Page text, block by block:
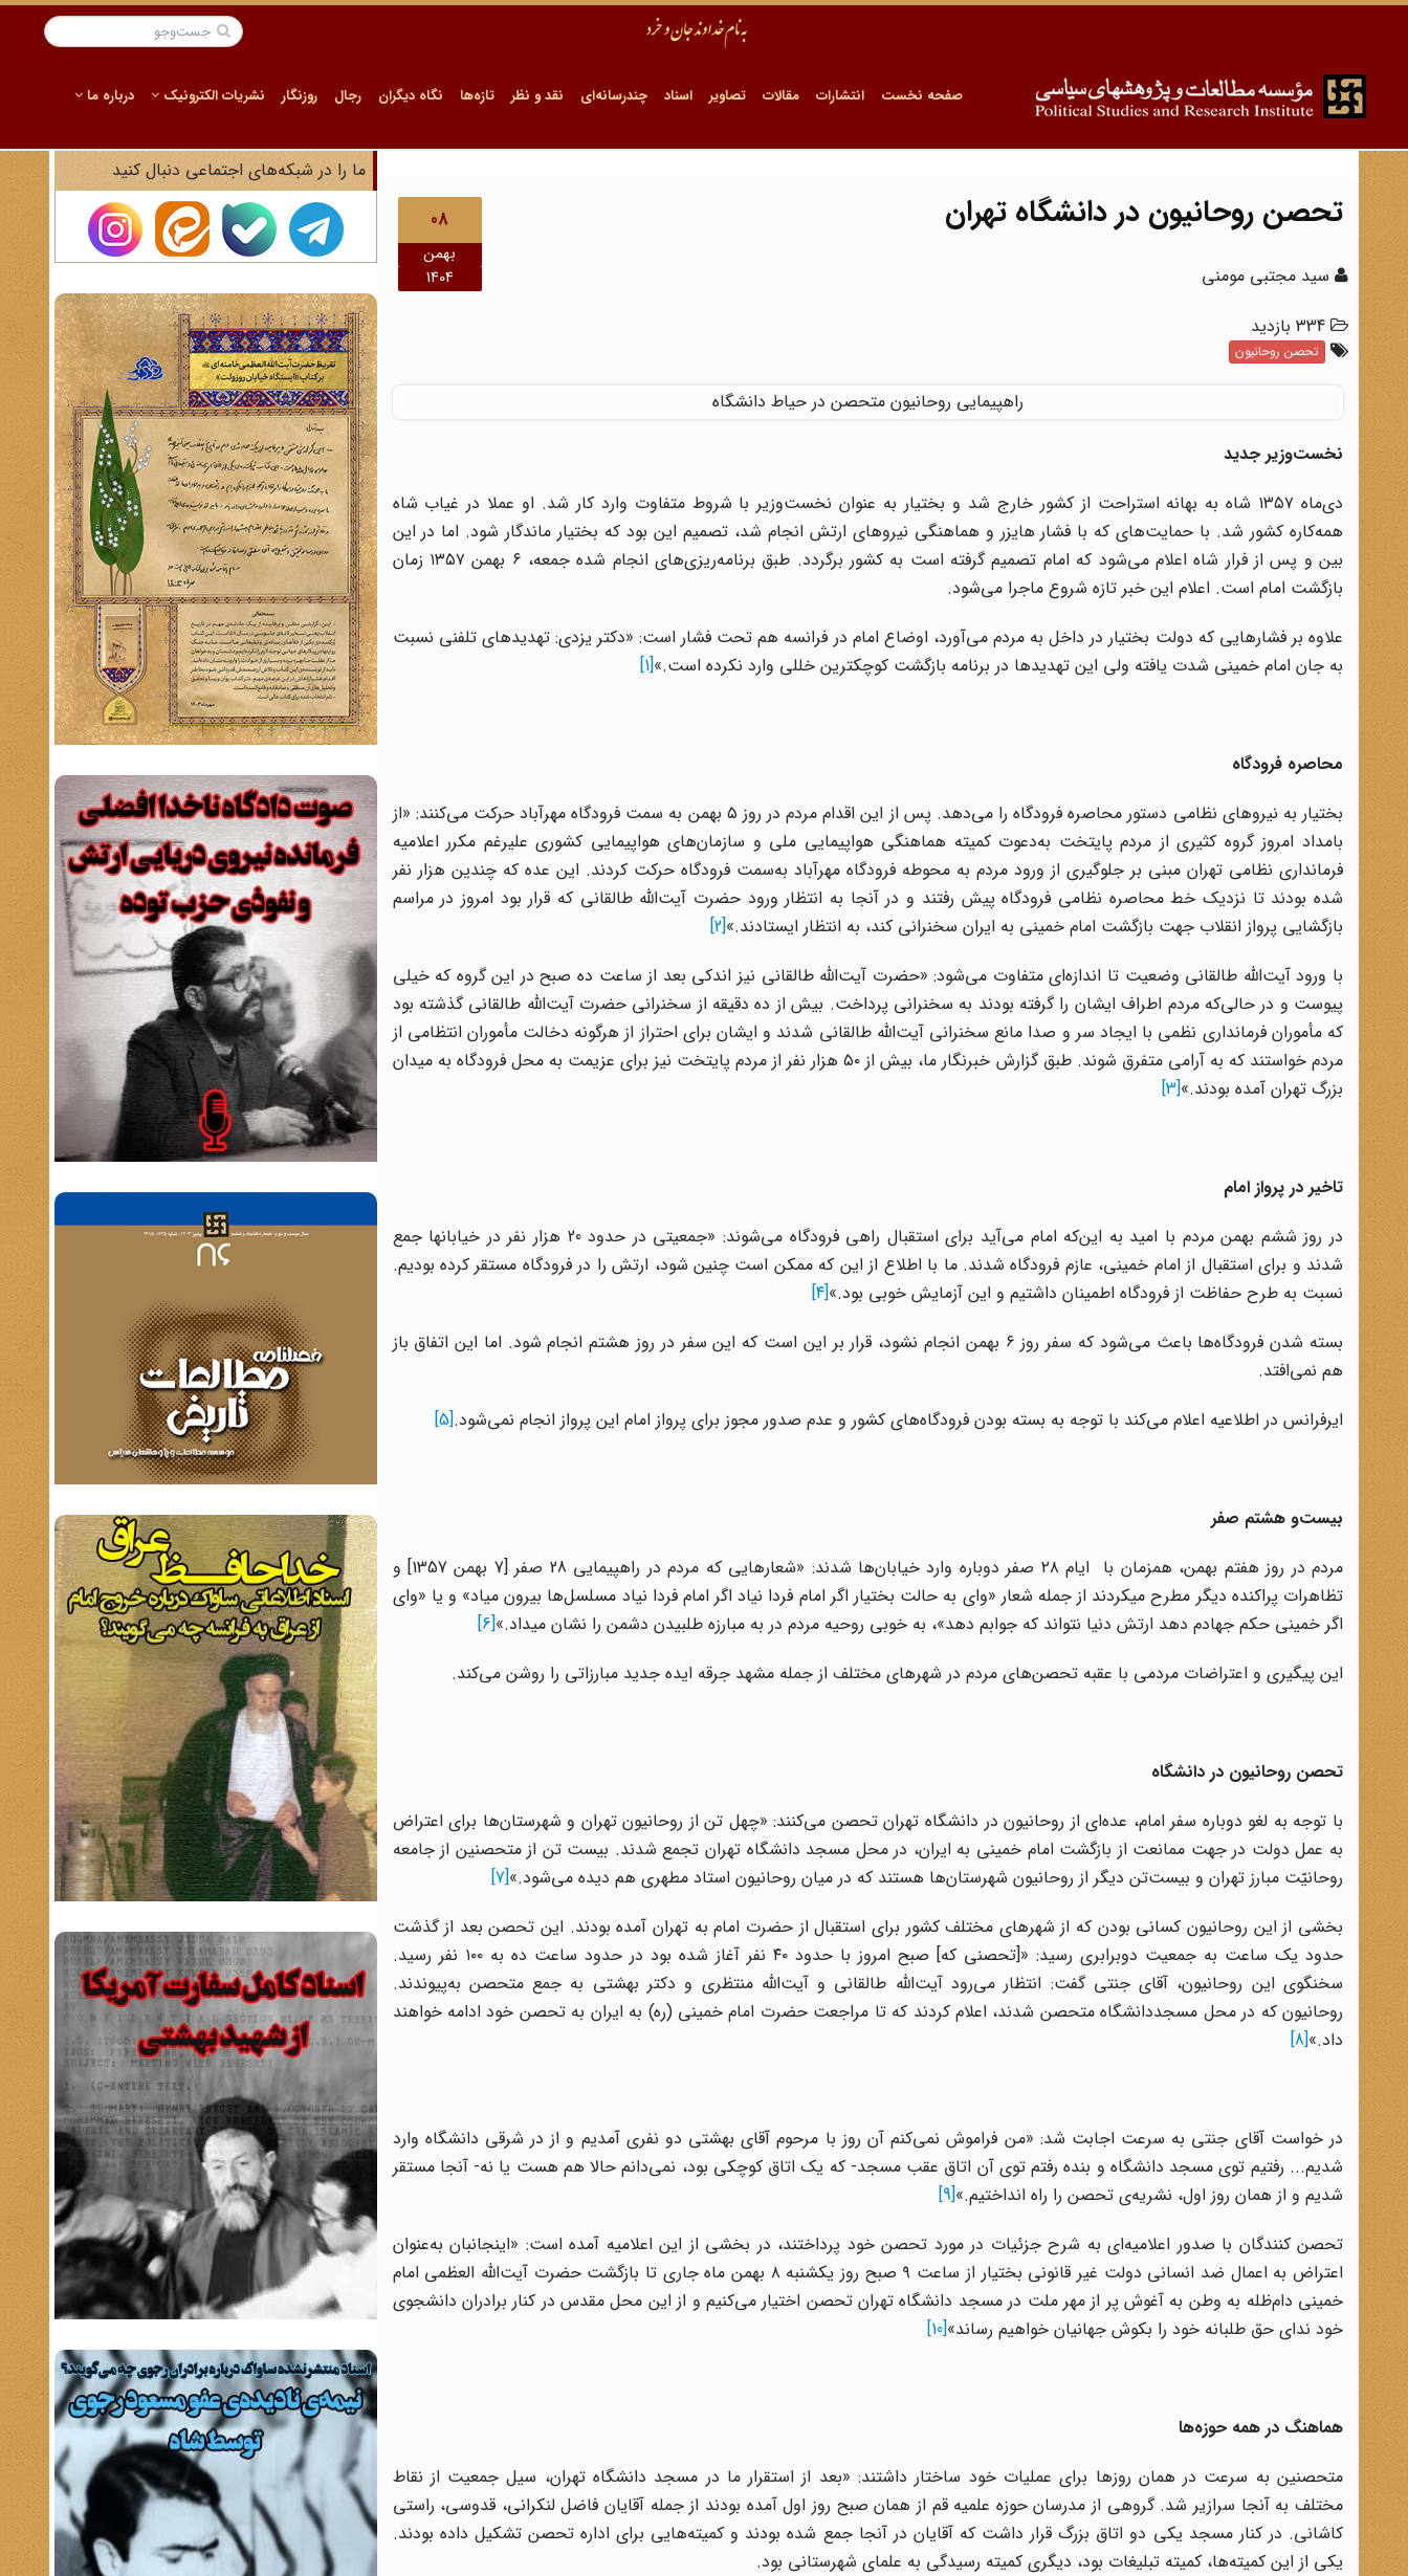
صفحه نخست انتشارات مقالات تصاویر اسناد چندرسانه‌ای نقد و نظر تازه‌ها نگاه دیگران رجال روزنگار نشریات الکترونیک درباره ما
08
بهمن
1404
تحصن روحانیون در دانشگاه تهران
سید مجتبی مومنی
تحصن روحانیون
راهپیمایی روحانیون متحصن در حیاط دانشگاه
نخست‌وزیر جدید
دی‌ماه ۱۳۵۷ شاه به بهانه استراحت از کشور خارج شد و بختیار به عنوان نخست‌وزیر با شروط متفاوت وارد کار شد. او عملا در غیاب شاه
همه‌کاره کشور شد. با حمایت‌های که با فشار هایزر و هماهنگی نیروهای ارتش انجام شد، تصمیم این بود که بختیار ماندگار شود. اما در این
بین و پس از فرار شاه اعلام می‌شود که امام تصمیم گرفته‌ است به کشور برگردد. طبق برنامه‌ریزی‌‌های انجام شده جمعه، ۶ بهمن ۱۳۵۷ زمان
بازگشت امام است. اعلام این خبر تازه شروع ماجرا می‌شود.
علاوه بر فشارهایی که دولت بختیار در داخل به مردم می‌آورد، اوضاع امام در فرانسه هم تحت فشار است: «دکتر یزدی: تهدیدهای تلفنی نسبت
به جان امام خمینی شدت یافته ولی این تهدیدها در برنامه بازگشت کوچکترین خللی وارد نکرده است.»[1]
محاصره فرودگاه
بختیار به نیروهای نظامی دستور محاصره فرودگاه را می‌دهد. پس از این اقدام مردم در روز ۵ بهمن به سمت فرودگاه مهرآباد حرکت می‌کنند: «از
بامداد امروز گروه کثیری از مردم پایتخت به‌دعوت کمیته هماهنگی هواپیمایی ملی و سازمان‌های هواپیمایی کشوری علیرغم مکرر اعلامیه
فرمانداری نظامی تهران مبنی بر جلوگیری از ورود مردم به محوطه فرودگاه مهرآباد به‌سمت فرودگاه حرکت کردند. این عده که چندین هزار نفر
شده بودند تا نزدیک خط محاصره نظامی فرودگاه پیش رفتند و در آنجا به انتظار ورود حضرت آیت‌الله طالقانی که قرار بود امروز در مراسم
بازگشایی پرواز انقلاب جهت بازگشت امام خمینی به ایران سخنرانی کند، به انتظار ایستادند.»[2]
با ورود آیت‌الله طالقانی وضعیت تا اندازه‌ای متفاوت می‌شود: «حضرت آیت‌الله طالقانی نیز اندکی بعد از ساعت ده صبح در این گروه که خیلی
پیوست و در حالی‌که مردم اطراف ایشان را گرفته بودند به سخنرانی پرداخت. بیش از ده دقیقه از سخنرانی حضرت آیت‌الله طالقانی گذشته بود
که مأموران فرمانداری نظمی با ایجاد سر و صدا مانع سخنرانی آیت‌الله طالقانی شدند و ایشان برای احتراز از هرگونه دخالت مأموران انتظامی از
مردم خواستند که به آرامی متفرق شوند. طبق گزارش خبرنگار ما، بیش از ۵۰ هزار نفر از مردم پایتخت نیز برای عزیمت به محل فرودگاه به میدان
بزرگ تهران آمده بودند.»[3]
تاخیر در پرواز امام
در روز ششم بهمن مردم با امید به این‌که امام می‌آید برای استقبال راهی فرودگاه می‌شوند: «جمعیتی در حدود 20 هزار نفر در خیابانها جمع
شدند و برای استقبال از امام خمینی، عازم فرودگاه شدند. ما با اطلاع از این که ممکن است چنین شود، ارتش را در فرودگاه مستقر کرده بودیم.
نسبت به طرح حفاظت از فرودگاه اطمینان داشتیم و این آزمایش خوبی بود.»[4]
بسته شدن فرودگاه‌ها باعث می‌شود که سفر روز ۶ بهمن انجام نشود، قرار بر این است که این سفر در روز هشتم انجام شود. اما این اتفاق باز
هم نمی‌افتد.
ایرفرانس در اطلاعیه اعلام می‌کند با توجه به بسته بودن فرودگاه‌های کشور و عدم صدور مجوز برای پرواز امام این پرواز انجام نمی‌شود.[5]
بیست‌و هشتم صفر
مردم در روز هفتم بهمن، همزمان با ایام ۲۸ صفر دوباره وارد خیابان‌ها شدند: «شعارهایی که مردم در راهپیمایی 28 صفر [7 بهمن 1357] و
تظاهرات پراکنده دیگر مطرح میکردند از جمله شعار «وای به حالت بختیار اگر امام فردا نیاد اگر امام فردا نیاد مسلسل‌ها بیرون میاد» و یا «وای
اگر خمینی حکم جهادم دهد ارتش دنیا نتواند که جوابم دهد»، به خوبی روحیه مردم در به مبارزه طلبیدن دشمن را نشان میداد.»[6]
این پیگیری و اعتراضات مردمی با عقبه تحصن‌های مردم در شهرهای مختلف از جمله مشهد جرقه ایده جدید مبارزاتی را روشن می‌کند.
تحصن روحانیون در دانشگاه
با توجه به لغو دوباره سفر امام، عده‌ای از روحانیون در دانشگاه تهران تحصن می‌کنند: «چهل تن از روحانیون تهران و شهرستان‌ها برای اعتراض
به عمل دولت در جهت ممانعت از بازگشت امام خمینی به ایران، در محل مسجد دانشگاه تهران تجمع شدند. بیست تن از متحصنین از جامعه
روحانیّت مبارز تهران و بیست‌تن دیگر از روحانیون شهرستان‌ها هستند که در میان روحانیون استاد مطهری هم دیده می‌شود.»[7]
بخشی از این روحانیون کسانی بودن که از شهرهای مختلف کشور برای استقبال از حضرت امام به تهران آمده بودند. این تحصن بعد از گذشت
حدود یک ساعت به جمعیت دوبرابری رسید: «[تحصنی که] صبح امروز با حدود ۴۰ نفر آغاز شده بود در حدود ساعت ده به ۱۰۰ نفر رسید.
سخنگوی این روحانیون، آقای جنتی گفت: انتظار می‌رود آیت‌الله طالقانی و آیت‌الله منتظری و دکتر بهشتی به جمع متحصن به‌پیوندند.
روحانیون که در محل مسجد‌دانشگاه متحصن شدند، اعلام کردند که تا مراجعت حضرت امام خمینی (ره) به ایران به تحصن خود ادامه خواهند
داد.»[8]
در خواست آقای جنتی به سرعت اجابت شد: «من فراموش نمی‌کنم آن روز با مرحوم آقای بهشتی دو نفری آمدیم و از در شرقی دانشگاه وارد
شدیم... رفتیم توی مسجد دانشگاه و بنده رفتم توی آن اتاق عقب مسجد- که یک اتاق کوچکی بود، نمی‌دانم حالا هم هست یا نه- آنجا مستقر
شدیم و از همان روز اول، نشریه‌ی تحصن را راه انداختیم.»[9]
تحصن کنندگان با صدور اعلامیه‌ای به شرح جزئیات در مورد تحصن خود پرداختند، در بخشی از این اعلامیه آمده است: «اینجانبان به‌عنوان
اعتراض به اعمال ضد انسانى دولت غیر قانونى بختیار از ساعت ٩ صبح روز یکشنبه ٨ بهمن ماه جارى تا بازگشت حضرت آیت‌الله العظمى امام
خمینى دام‌ظله به وطن به آغوش پر از مهر ملت در مسجد دانشگاه تهران تحصن اختیار مى‌کنیم و از این محل مقدس در کنار برادران دانشجوى
خود نداى حق طلبانه خود را بکوش جهانیان خواهیم رساند»[10]
هماهنگ در همه حوزه‌ها
متحصنین به سرعت در همان روزها برای عملیات خود ساختار داشتند: «بعد از استقرار ما در مسجد دانشگاه تهران، سیل جمعیت از نقاط
مختلف به آنجا سرازیر شد. گروهی از مدرسان حوزه علمیه قم از همان صبح روز اول آمده بودند از جمله آقایان فاضل لنکرانی، قدوسی، راستی
کاشانی. در کنار مسجد یکی دو اتاق بزرگ قرار داشت که آقایان در آنجا جمع شده بودند و کمیته‌هایی برای اداره تحصن تشکیل داده بودند.
یکی از این کمیته‌ها، کمیته تبلیغات بود، دیگری کمیته رسیدگی به علمای شهرستانی بود.
ما را در شبکه‌های اجتماعی دنبال کنید